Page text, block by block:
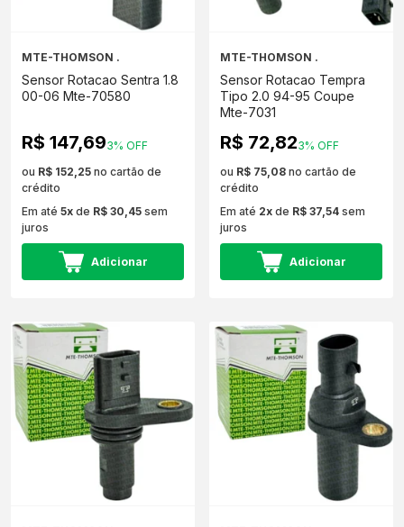
MTE-THOMSON .
Sensor Rotacao Sentra 1.8
00-06 Mte-70580
R$ 147,693% OFF
ou R$ 152,25 no cartão de
crédito
Em até 5x de R$ 30,45 sem
juros
Adicionar
MTE-THOMSON .
Sensor Rotacao Tempra
Tipo 2.0 94-95 Coupe
Mte-7031
R$ 72,823% OFF
ou R$ 75,08 no cartão de
crédito
Em até 2x de R$ 37,54 sem
juros
Adicionar